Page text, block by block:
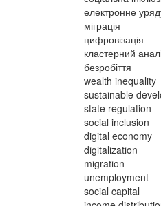
електронне
міграція
цифровізація
кластерний
безробіття
wealth inequality
sustainable
state regulation
social inclusion
digital economy
digitalization
migration
unemployment
social capital